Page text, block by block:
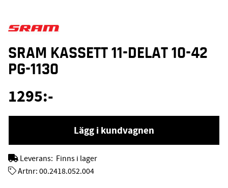
SRAM KASSETT 11-DELAT 10-42
PG-1130
1295:-
Lägg i kundvagnen
Leverans: Finns i lager
Artnr: 00.2418.052.004